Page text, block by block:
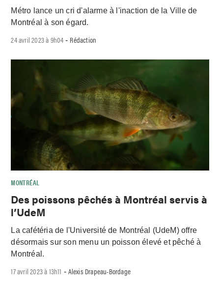
Métro lance un cri d'alarme à l'inaction de la Ville de
Montréal à son égard.
24 avril 2023 à 9h04 - Rédaction
MONTRÉAL
Des poissons pêchés à Montréal servis à
l’UdeM
La cafétéria de l'Université de Montréal (UdeM) offre
désormais sur son menu un poisson élevé et pêché à
Montréal.
17 avril 2023 à 13h11 - Alexis Drapeau-Bordage